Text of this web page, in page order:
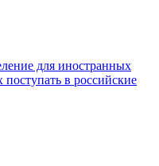
для иностранных
в российские